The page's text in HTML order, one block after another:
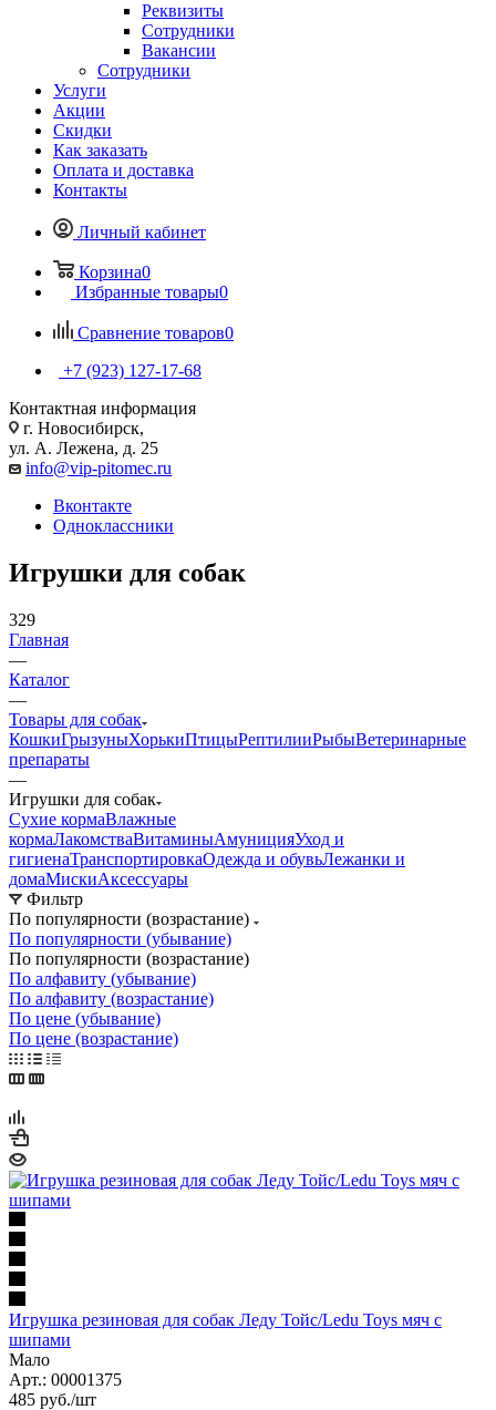
Реквизиты
Сотрудники
Вакансии
Сотрудники
Услуги
Акции
Скидки
Как заказать
Оплата и доставка
Контакты
Личный кабинет
Корзина0
Избранные товары0
Сравнение товаров0
+7 (923) 127-17-68
Контактная информация
г. Новосибирск,
ул. А. Лежена, д. 25
info@vip-pitomec.ru
Вконтакте
Одноклассники
Игрушки для собак
329
Главная
—
Каталог
—
Товары для собак
КошкиГрызуныХорькиПтицыРептилииРыбыВетеринарные
препараты
—
Игрушки для собак
Сухие кормаВлажные
кормаЛакомстваВитаминыАмуницияУход и
гигиенаТранспортировкаОдежда и обувьЛежанки и
домаМискиАксессуары
Фильтр
По популярности (возрастание)
По популярности (убывание)
По популярности (возрастание)
По алфавиту (убывание)
По алфавиту (возрастание)
По цене (убывание)
По цене (возрастание)
Игрушка резиновая для собак Леду Тойс/Ledu Toys мяч с
шипами
Мало
Арт.: 00001375
485 руб./шт